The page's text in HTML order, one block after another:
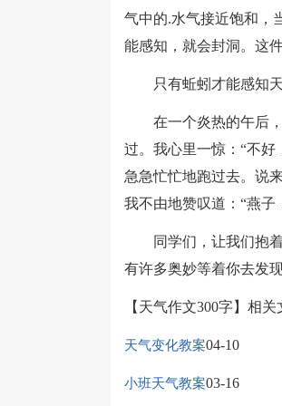
气中的.水气接近饱和，
能感知，就会封洞。这
只有蚯蚓才能感知天
在一个炎热的午后，
过。我心里一惊：“不好
急急忙忙地跑过去。说
我不由地赞叹道：“燕子
同学们，让我们抱着
有许多奥妙等着你去发现
【天气作文300字】相关
天气变化教案04-10
小班天气教案03-16